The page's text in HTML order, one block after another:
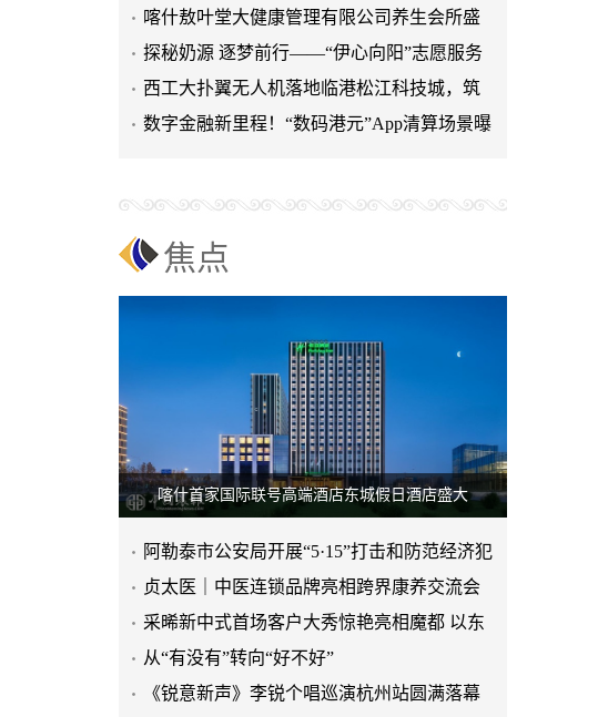
手礼仪专家周思敏聚焦国民
喀什敖叶堂大健康管理有限公司养生会所盛
大开业
​探秘奶源 逐梦前行——“伊心向阳”志愿服务
队开展幼儿园科普
西工大扑翼无人机落地临港松江科技城，筑
低空产业新标杆
数字金融新里程！“数码港元”App清算场景曝
焦点
喀什首家国际联号高端酒店东城假日酒店盛大
阿勒泰市公安局开展“5·15”打击和防范经济犯
罪集中宣传活动
贞太医｜中医连锁品牌亮相跨界康养交流会
以连锁模式激活社区民生
采晞新中式首场客户大秀惊艳亮相魔都 以东
方衣韵致敬平凡女性绽
从“有没有”转向“好不好”
《锐意新声》李锐个唱巡演杭州站圆满落幕